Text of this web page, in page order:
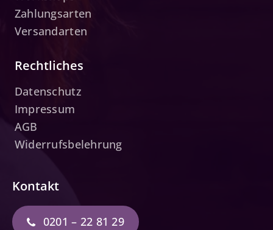
Kontakt
0201 – 22 81 29
Zahlungsarten
Versandarten
Rechtliches
Datenschutz
Impressum
AGB
Widerrufsbelehrung